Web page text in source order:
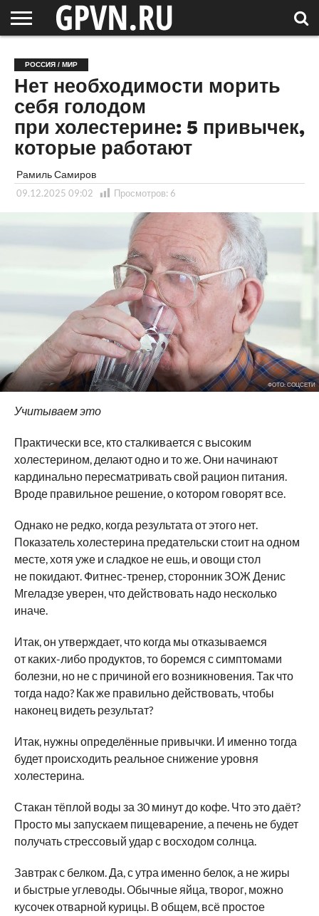
ОБЛАСТЬ
НОВОСТИ
СОСЕДЕЙ
РОССИЯ
/ МИР
СПЕЦПРОЕКТЫ
БЛОГ
СТАТЬИ
ФОТОРЕПОРТАЖИ
ИНТЕРВЬЮ
ОБЪЕКТЫ
ПОДБОРКИ
РОССИЯ / МИР
Нет необходимости морить
себя голодом
при холестерине: 5 привычек,
которые работают
Рамиль Самиров
09.12.2025 09:02 Просмотров: 6
ФОТО: СОЦСЕТИ
Учитываем это
Практически все, кто сталкивается с высоким
холестерином, делают одно и то же. Они начинают
кардинально пересматривать свой рацион питания.
Вроде правильное решение, о котором говорят все.
Однако не редко, когда результата от этого нет.
Показатель холестерина предательски стоит на одном
месте, хотя уже и сладкое не ешь, и овощи стол
не покидают. Фитнес-тренер, сторонник ЗОЖ Денис
Мгеладзе уверен, что действовать надо несколько
иначе.
Итак, он утверждает, что когда мы отказываемся
от каких-либо продуктов, то боремся с симптомами
болезни, но не с причиной его возникновения. Так что
тогда надо? Как же правильно действовать, чтобы
наконец видеть результат?
Итак, нужны определённые привычки. И именно тогда
будет происходить реальное снижение уровня
холестерина.
Стакан тёплой воды за 30 минут до кофе. Что это даёт?
Просто мы запускаем пищеварение, а печень не будет
получать стрессовый удар с восходом солнца.
Завтрак с белком. Да, с утра именно белок, а не жиры
и быстрые углеводы. Обычные яйца, творог, можно
кусочек отварной курицы. В общем, всё простое